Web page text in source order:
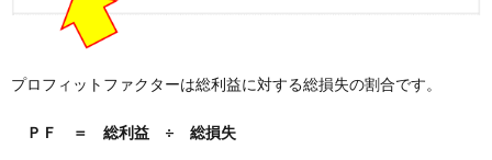
プロフィットファクターは総利益に対する総損失の割合です。
ＰＦ ＝ 総利益 ÷ 総損失